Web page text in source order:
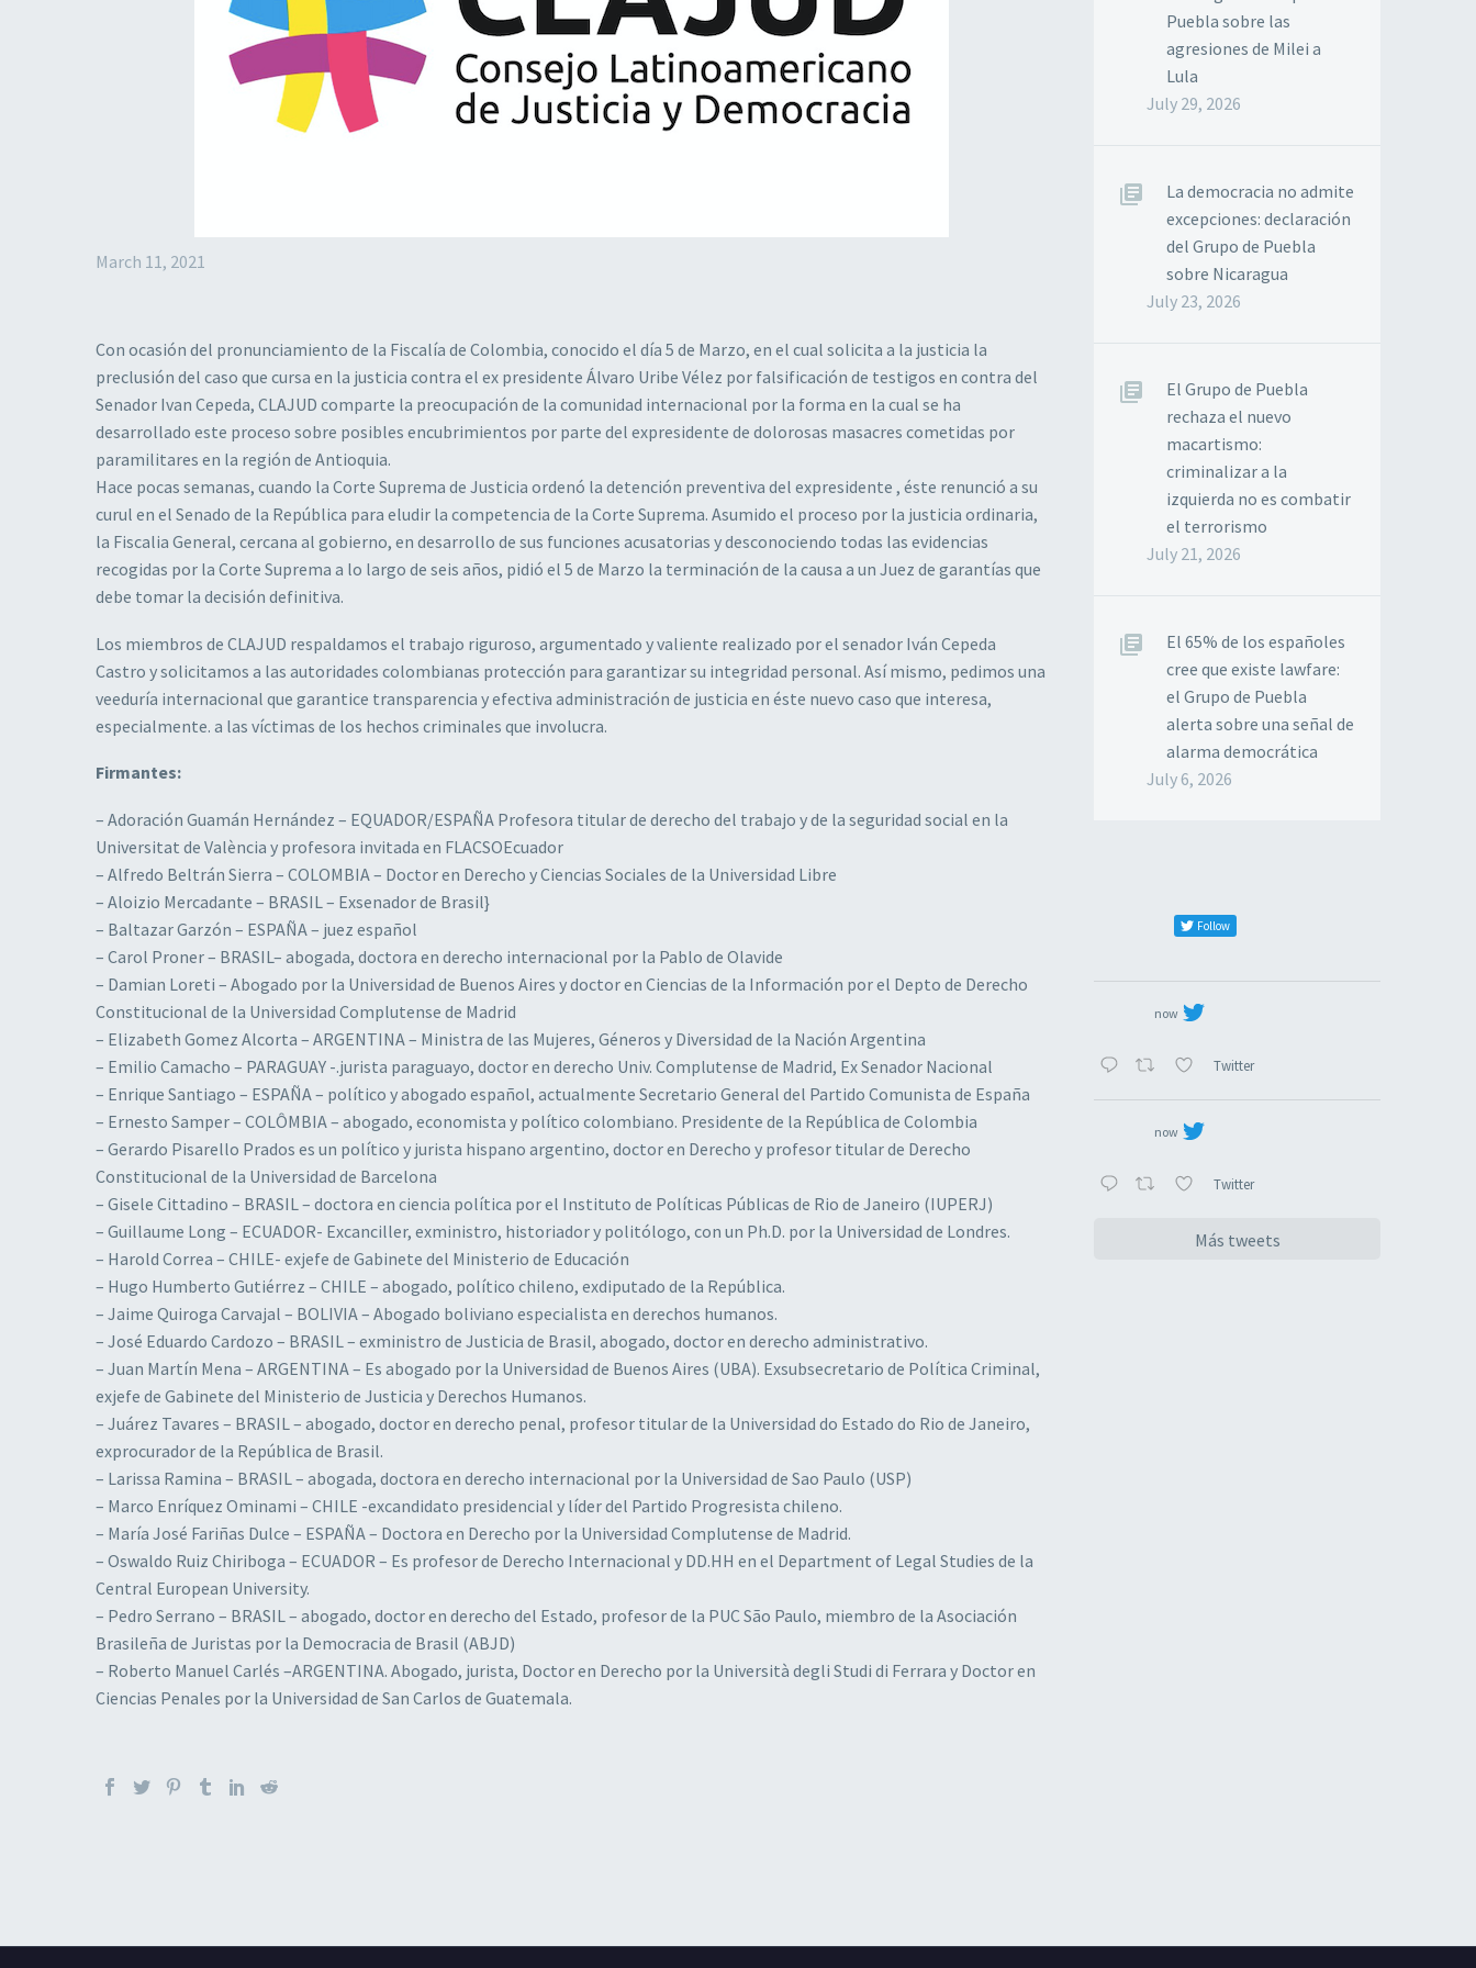
March 11, 2021
Con ocasión del pronunciamiento de la Fiscalía de Colombia, conocido el día 5 de Marzo, en el cual solicita a la justicia la
preclusión del caso que cursa en la justicia contra el ex presidente Álvaro Uribe Vélez por falsificación de testigos en contra del
Senador Ivan Cepeda, CLAJUD comparte la preocupación de la comunidad internacional por la forma en la cual se ha
desarrollado este proceso sobre posibles encubrimientos por parte del expresidente de dolorosas masacres cometidas por
paramilitares en la región de Antioquia.
Hace pocas semanas, cuando la Corte Suprema de Justicia ordenó la detención preventiva del expresidente , éste renunció a su
curul en el Senado de la República para eludir la competencia de la Corte Suprema. Asumido el proceso por la justicia ordinaria,
la Fiscalia General, cercana al gobierno, en desarrollo de sus funciones acusatorias y desconociendo todas las evidencias
recogidas por la Corte Suprema a lo largo de seis años, pidió el 5 de Marzo la terminación de la causa a un Juez de garantías que
debe tomar la decisión definitiva.
Los miembros de CLAJUD respaldamos el trabajo riguroso, argumentado y valiente realizado por el senador Iván Cepeda
Castro y solicitamos a las autoridades colombianas protección para garantizar su integridad personal. Así mismo, pedimos una
veeduría internacional que garantice transparencia y efectiva administración de justicia en éste nuevo caso que interesa,
especialmente. a las víctimas de los hechos criminales que involucra.
Firmantes:
– Adoración Guamán Hernández – EQUADOR/ESPAÑA Profesora titular de derecho del trabajo y de la seguridad social en la
Universitat de València y profesora invitada en FLACSOEcuador
– Alfredo Beltrán Sierra – COLOMBIA – Doctor en Derecho y Ciencias Sociales de la Universidad Libre
– Aloizio Mercadante – BRASIL – Exsenador de Brasil}
– Baltazar Garzón – ESPAÑA – juez español
– Carol Proner – BRASIL– abogada, doctora en derecho internacional por la Pablo de Olavide
– Damian Loreti – Abogado por la Universidad de Buenos Aires y doctor en Ciencias de la Información por el Depto de Derecho
Constitucional de la Universidad Complutense de Madrid
– Elizabeth Gomez Alcorta – ARGENTINA – Ministra de las Mujeres, Géneros y Diversidad de la Nación Argentina
– Emilio Camacho – PARAGUAY -.jurista paraguayo, doctor en derecho Univ. Complutense de Madrid, Ex Senador Nacional
– Enrique Santiago – ESPAÑA – político y abogado español, actualmente Secretario General del Partido Comunista de España
– Ernesto Samper – COLÔMBIA – abogado, economista y político colombiano. Presidente de la República de Colombia
– Gerardo Pisarello Prados es un político y jurista hispano argentino, doctor en Derecho y profesor titular de Derecho
Constitucional de la Universidad de Barcelona
– Gisele Cittadino – BRASIL – doctora en ciencia política por el Instituto de Políticas Públicas de Rio de Janeiro (IUPERJ)
– Guillaume Long – ECUADOR- Excanciller, exministro, historiador y politólogo, con un Ph.D. por la Universidad de Londres.
– Harold Correa – CHILE- exjefe de Gabinete del Ministerio de Educación
– Hugo Humberto Gutiérrez – CHILE – abogado, político chileno, exdiputado de la República.
– Jaime Quiroga Carvajal – BOLIVIA – Abogado boliviano especialista en derechos humanos.
– José Eduardo Cardozo – BRASIL – exministro de Justicia de Brasil, abogado, doctor en derecho administrativo.
– Juan Martín Mena – ARGENTINA – Es abogado por la Universidad de Buenos Aires (UBA). Exsubsecretario de Política Criminal,
exjefe de Gabinete del Ministerio de Justicia y Derechos Humanos.
– Juárez Tavares – BRASIL – abogado, doctor en derecho penal, profesor titular de la Universidad do Estado do Rio de Janeiro,
exprocurador de la República de Brasil.
– Larissa Ramina – BRASIL – abogada, doctora en derecho internacional por la Universidad de Sao Paulo (USP)
– Marco Enríquez Ominami – CHILE -excandidato presidencial y líder del Partido Progresista chileno.
– María José Fariñas Dulce – ESPAÑA – Doctora en Derecho por la Universidad Complutense de Madrid.
– Oswaldo Ruiz Chiriboga – ECUADOR – Es profesor de Derecho Internacional y DD.HH en el Department of Legal Studies de la
Central European University.
– Pedro Serrano – BRASIL – abogado, doctor en derecho del Estado, profesor de la PUC São Paulo, miembro de la Asociación
Brasileña de Juristas por la Democracia de Brasil (ABJD)
– Roberto Manuel Carlés –ARGENTINA. Abogado, jurista, Doctor en Derecho por la Università degli Studi di Ferrara y Doctor en
Ciencias Penales por la Universidad de San Carlos de Guatemala.
Puebla sobre las
agresiones de Milei a
Lula
July 29, 2026
La democracia no admite
excepciones: declaración
del Grupo de Puebla
sobre Nicaragua
July 23, 2026
El Grupo de Puebla
rechaza el nuevo
macartismo:
criminalizar a la
izquierda no es combatir
el terrorismo
July 21, 2026
El 65% de los españoles
cree que existe lawfare:
el Grupo de Puebla
alerta sobre una señal de
alarma democrática
July 6, 2026
Follow
now
Twitter
now
Twitter
Más tweets